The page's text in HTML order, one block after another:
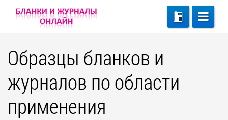
Образцы бланков и
журналов по области
применения